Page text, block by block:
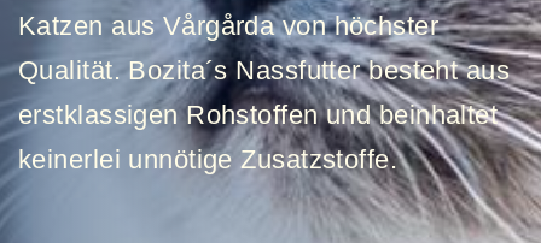
Katzen aus Vårgårda von höchster
Qualität. Bozita´s Nassfutter besteht aus
erstklassigen Rohstoffen und beinhaltet
keinerlei unnötige Zusatzstoffe.